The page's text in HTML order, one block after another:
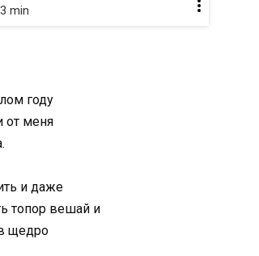
min
году
от меня
и даже
топор вешай и
щедро